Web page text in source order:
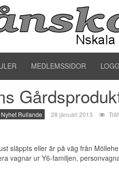
MEDLEMSSIDOR
Nyhet Rullande 28 januari 2013
släppts eller är på väg från
vagnar ur Y6-familjen,